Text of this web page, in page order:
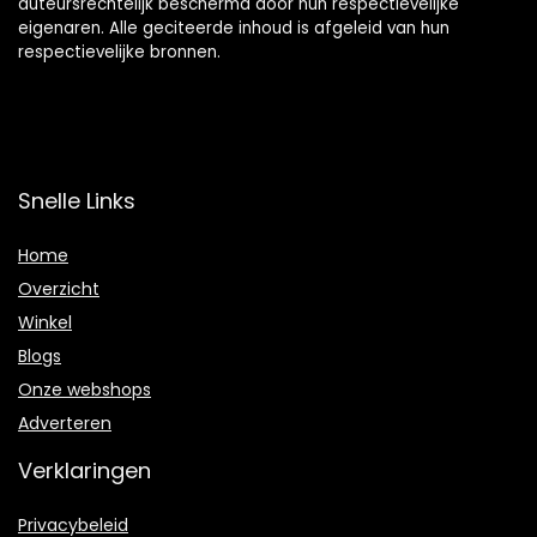
eigenaren. Alle geciteerde inhoud is afgeleid van hun
respectievelijke bronnen.
Snelle Links
Home
Overzicht
Winkel
Blogs
Onze webshops
Adverteren
Verklaringen
Privacybeleid